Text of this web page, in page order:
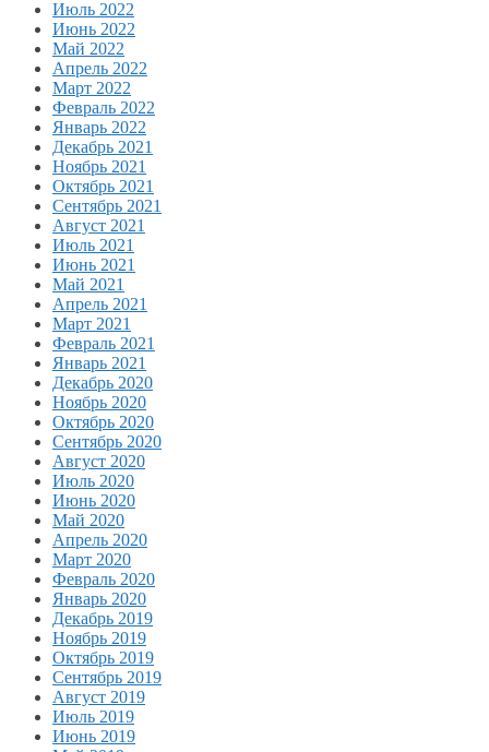
Июль 2022
Июнь 2022
Май 2022
Апрель 2022
Март 2022
Февраль 2022
Январь 2022
Декабрь 2021
Ноябрь 2021
Октябрь 2021
Сентябрь 2021
Август 2021
Июль 2021
Июнь 2021
Май 2021
Апрель 2021
Март 2021
Февраль 2021
Январь 2021
Декабрь 2020
Ноябрь 2020
Октябрь 2020
Сентябрь 2020
Август 2020
Июль 2020
Июнь 2020
Май 2020
Апрель 2020
Март 2020
Февраль 2020
Январь 2020
Декабрь 2019
Ноябрь 2019
Октябрь 2019
Сентябрь 2019
Август 2019
Июль 2019
Июнь 2019